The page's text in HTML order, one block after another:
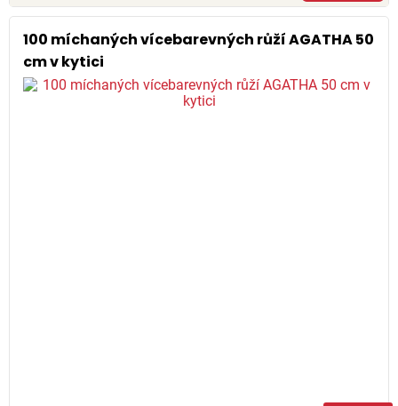
100 míchaných vícebarevných růží AGATHA 50
cm v kytici